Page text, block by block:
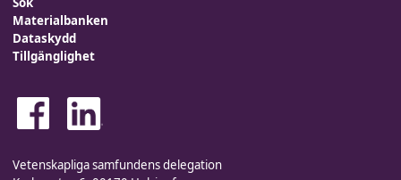
Materialbanken
Dataskydd
Tillgänglighet
Vetenskapliga samfundens delegation